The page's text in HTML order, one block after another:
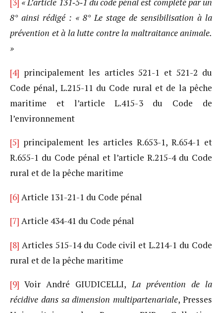
[3] « L’article 131‑5‑1 du code pénal est complétépar un
8°ainsi rédigé: « 8° Le stage de sensibilisation à la
prévention et à la lutte contre la maltraitance animale.
»
[4] principalement les articles 521-1 et 521-2 du
Code pénal, L.215-11 du Code rural et de la pêche
maritime et l’article L.415-3 du Code de
l’environnement
[5] principalement les articles R.653-1, R.654-1 et
R.655-1 du Code pénal et l’article R.215-4 du Code
rural et de la pêche maritime
[6] Article 131-21-1 du Code pénal
[7] Article 434-41 du Code pénal
[8] Articles 515-14 du Code civil et L.214-1 du Code
rural et de la pêche maritime
[9] Voir André GIUDICELLI,La prévention de la
récidive dans sa dimension multipartenariale, Presses